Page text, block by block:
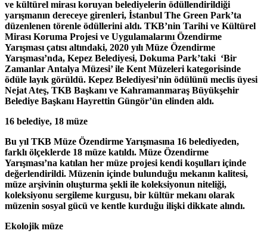
ve kültürel mirası koruyan belediyelerin ödüllendirildiği
yarışmanın dereceye girenleri, İstanbul The Green Park’ta
düzenlenen törenle ödüllerini aldı. TKB’nin Tarihi ve Kültürel
Mirası Koruma Projesi ve Uygulamalarını Özendirme
Yarışması çatısı altındaki, 2020 yılı Müze Özendirme
Yarışması’nda, Kepez Belediyesi, Dokuma Park’taki ‘Bir
Zamanlar Antalya Müzesi’ ile Kent Müzeleri kategorisinde
ödüle layık görüldü. Kepez Belediyesi’nin ödülünü meclis üyesi
Nejat Ateş, TKB Başkanı ve Kahramanmaraş Büyükşehir
Belediye Başkanı Hayrettin Güngör’ün elinden aldı.
16 belediye, 18 müze
Bu yıl TKB Müze Özendirme Yarışmasına 16 belediyeden,
farklı ölçeklerde 18 müze katıldı. Müze Özendirme
Yarışması’na katılan her müze projesi kendi koşulları içinde
değerlendirildi. Müzenin içinde bulunduğu mekanın kalitesi,
müze arşivinin oluşturma şekli ile koleksiyonun niteliği,
koleksiyonu sergileme kurgusu, bir kültür mekanı olarak
müzenin sosyal gücü ve kentle kurduğu ilişki dikkate alındı.
Ekolojik müze